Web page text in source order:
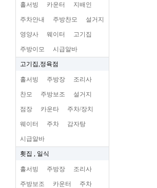
홀서빙 카운터 지배인
주차안내 주방찬모 설거지
영양사 웨이터 고기집
주방이모 시급알바
고기집,정육점
홀서빙 주방장 조리사
찬모 주방보조 설거지
점장 카운타 주차/장치
웨이터 주차 감자탕
시급알바
횟집 , 일식
홀서빙 주방장 조리사
주방보조 카운터 주차